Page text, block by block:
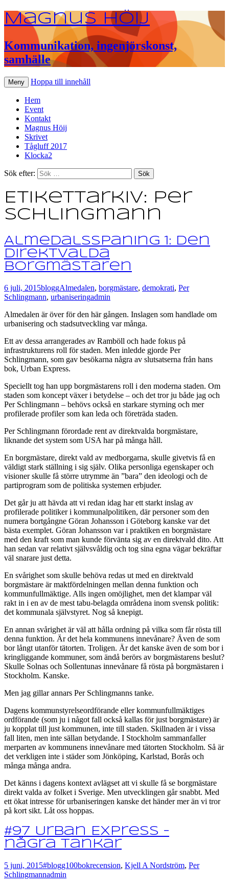
Magnus Höij
Kommunikation, ingenjörskonst,
samhälle
Meny Hoppa till innehåll
Hem
Event
Kontakt
Magnus Höij
Skrivet
Tågluff 2017
Klocka2
Sök efter:
Etikettarkiv: Per
Schlingmann
Almedalsspaning 1: Den
direktvalda
borgmästaren
6 juli, 2015bloggAlmedalen, borgmästare, demokrati, Per
Schlingmann, urbaniseringadmin
Almedalen är över för den här gången. Inslagen som handlade om
urbanisering och stadsutveckling var många.
Ett av dessa arrangerades av Ramböll och hade fokus på
infrastrukturens roll för staden. Men inledde gjorde Per
Schlingmann, som gav besökarna några av slutsatserna från hans
bok, Urban Express.
Speciellt tog han upp borgmästarens roll i den moderna staden. Om
staden som koncept växer i betydelse – och det tror ju både jag och
Per Schlingmann – behövs också en starkare styrning och mer
profilerade profiler som kan leda och företräda staden.
Per Schlingmann förordade rent av direktvalda borgmästare,
liknande det system som USA har på många håll.
En borgmästare, direkt vald av medborgarna, skulle givetvis få en
väldigt stark ställning i sig själv. Olika personliga egenskaper och
visioner skulle få större utrymme än ”bara” den ideologi och de
partiprogram som de politiska systemen erbjuder.
Det går ju att hävda att vi redan idag har ett starkt inslag av
profilerade politiker i kommunalpolitiken, där personer som den
numera bortgångne Göran Johansson i Göteborg kanske var det
bästa exemplet. Göran Johansson var i praktiken en borgmästare
med den kraft som man kunde förvänta sig av en direktvald dito. Att
han sedan var relativt självsvåldig och tog sina egna vägar bekräftar
väl snarare just detta.
En svårighet som skulle behöva redas ut med en direktvald
borgmästare är maktfördelningen mellan denna funktion och
kommunfullmäktige. Alls ingen omöjlighet, men det klampar väl
rakt in i en av de mest tabu-belagda områdena inom svensk politik:
det kommunala självstyret. Nog så knepigt.
En annan svårighet är väl att hålla ordning på vilka som får rösta till
denna funktion. Är det hela kommunens innevånare? Även de som
bor långt utanför tätorten. Troligen. Är det kanske även de som bor i
kringliggande kommuner, som ändå berörs av borgmästarens beslut?
Skulle Solnas och Sollentunas innevånare få rösta på borgmästaren i
Stockholm. Kanske.
Men jag gillar annars Per Schlingmanns tanke.
Dagens kommunstyrelseordförande eller kommunfullmäktiges
ordförande (som ju i något fall också kallas för just borgmästare) är
ju kopplat till just kommunen, inte till staden. Skillnaden är i vissa
fall liten, men inte sällan betydande. I Stockholm sammanfaller
merparten av kommunens innevånare med tätorten Stockholm. Så är
det verkligen inte i städer som Jönköping, Karlstad, Borås och
många många andra.
Det känns i dagens kontext avlägset att vi skulle få se borgmästare
direkt valda av folket i Sverige. Men utvecklingen går snabbt. Med
ett ökat intresse för urbaniseringen kanske det händer mer än vi tror
på kort sikt. Låt oss hoppas.
#97 Urban Express –
några tankar
5 juni, 2015#blogg100bokrecension, Kjell A Nordström, Per
Schlingmannadmin